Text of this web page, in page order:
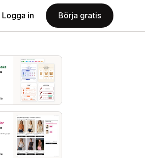
Logga in Börja gratis